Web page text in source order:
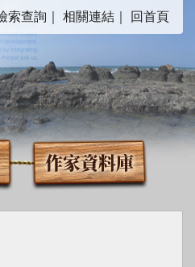
索查詢 相關連結 回首頁
作家資料庫